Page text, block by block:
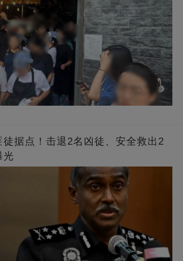
据点！击退2名凶徒、安全救出2
光